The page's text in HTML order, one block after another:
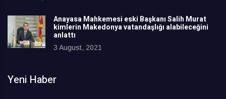
Anayasa Mahkemesi eski Başkanı Salih Murat
kimlerin Makedonya vatandaşlığı alabileceğini
anlattı
3 August, 2021
Yeni Haber